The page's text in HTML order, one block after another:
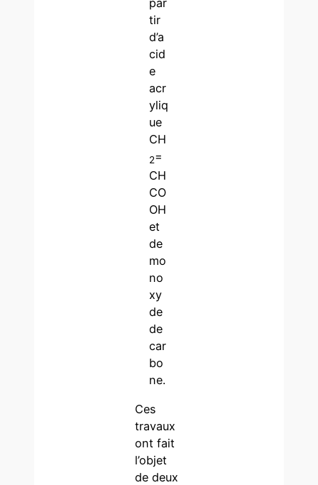
par
tir
d’a
cid
e
acr
yliq
ue
CH
2=
CH
CO
OH
et
de
mo
no
xy
de
de
car
bo
ne.
Ces
travaux
ont fait
l’objet
de deux